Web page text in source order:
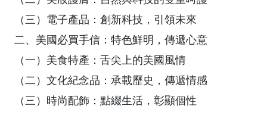
（三）電子產品：創新科技，引領未來
二、美國必買手信：特色鮮明，傳遞心意
（一）美食特產：舌尖上的美國風情
（二）文化紀念品：承載歷史，傳遞情感
（三）時尚配飾：點綴生活，彰顯個性